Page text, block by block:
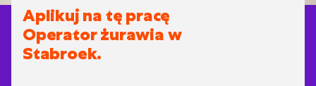
Aplikuj na tę pracę
Operator żurawia w
Stabroek.